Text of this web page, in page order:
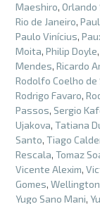
Maeshiro, Orlando
Rio de Janeiro,
Paulo Vinícius,
Moita, Philip Doyle,
Mendes, Ricardo
Rodolfo Coelho de
Rodrigo Favaro,
Passos, Sergio
Ujakova, Tatiana
Santo, Tiago
Rescala, Tomaz
Vicente Alexim,
Gomes,
Yugo Sano Mani,